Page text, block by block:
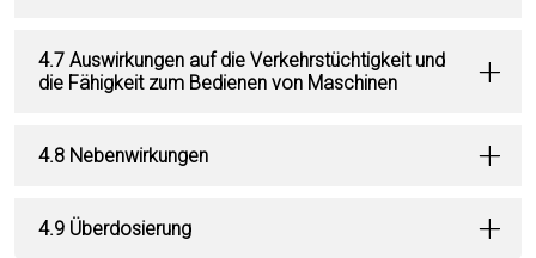
4.7 Auswirkungen auf die Verkehrstüchtigkeit und
die Fähigkeit zum Bedienen von Maschinen
4.8 Nebenwirkungen
4.9 Überdosierung